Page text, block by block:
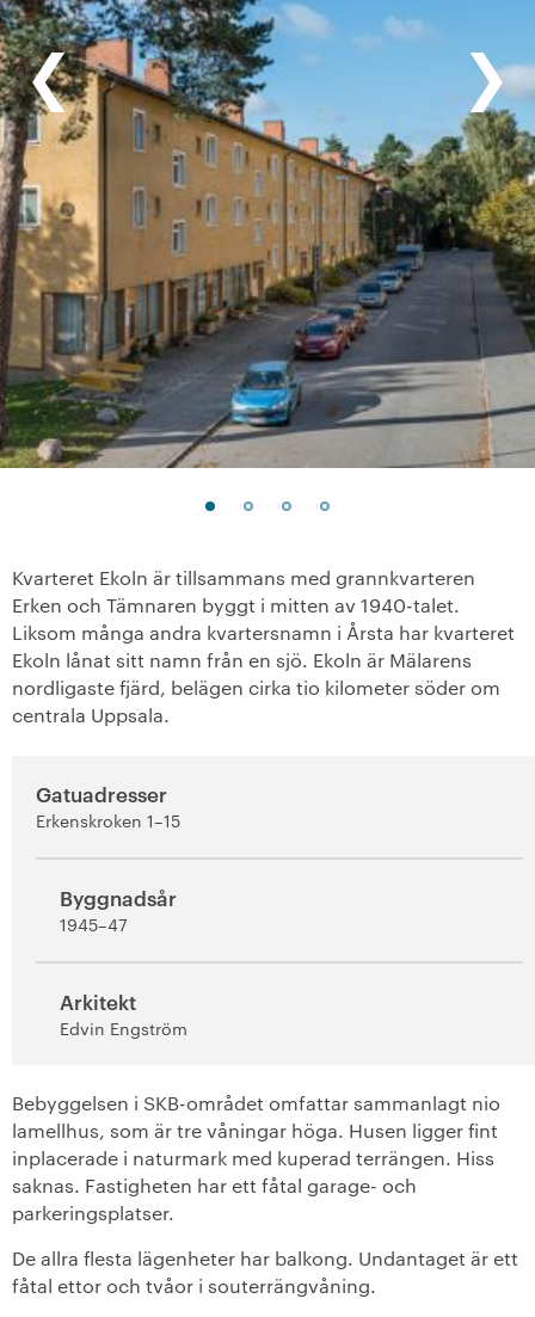
Våra bostäder
Innerstaden
-
+
Björkhagen
Bredäng
Farsta
Fruängen
+
Gröndal
+
Vårberg
-
Årsta
Ekoln
Glottran
Marviken
Tisaren
Västerort
+
Botkyrka
+
Solna
Sundbyberg
+
Tyresö
❮ ❯
Kvarteret Ekoln är tillsammans med grannkvarteren
Erken och Tämnaren byggt i mitten av 1940-talet.
Liksom många andra kvartersnamn i Årsta har kvarteret
Ekoln lånat sitt namn från en sjö. Ekoln är Mälarens
nordligaste fjärd, belägen cirka tio kilometer söder om
centrala Uppsala.
Gatuadresser
Erkenskroken 1–15
Byggnadsår
1945–47
Arkitekt
Edvin Engström
Bebyggelsen i SKB-området omfattar sammanlagt nio
lamellhus, som är tre våningar höga. Husen ligger fint
inplacerade i naturmark med kuperad terrängen. Hiss
saknas. Fastigheten har ett fåtal garage- och
parkeringsplatser.
De allra flesta lägenheter har balkong. Undantaget är ett
fåtal ettor och tvåor i souterrängvåning.